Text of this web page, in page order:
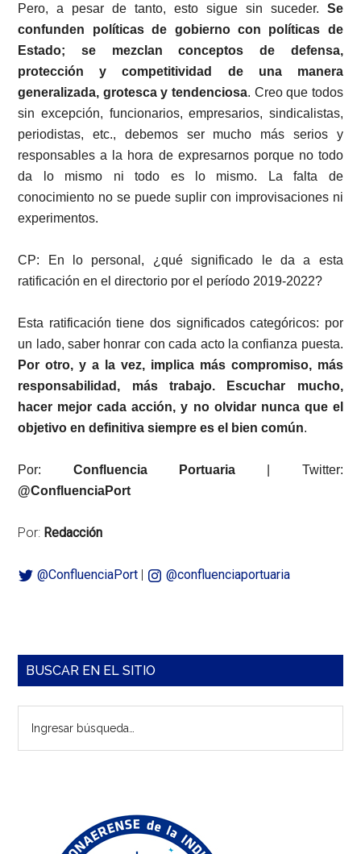
Pero, a pesar de tanto, esto sigue sin suceder. Se
confunden políticas de gobierno con políticas de
Estado; se mezclan conceptos de defensa,
protección y competitividad de una manera
generalizada, grotesca y tendenciosa. Creo que todos
sin excepción, funcionarios, empresarios, sindicalistas,
periodistas, etc., debemos ser mucho más serios y
responsables a la hora de expresarnos porque no todo
da lo mismo ni todo es lo mismo. La falta de
conocimiento no se puede suplir con improvisaciones ni
experimentos.
CP: En lo personal, ¿qué significado le da a esta
ratificación en el directorio por el período 2019-2022?
Esta ratificación tiene dos significados categóricos: por
un lado, saber honrar con cada acto la confianza puesta.
Por otro, y a la vez, implica más compromiso, más
responsabilidad, más trabajo. Escuchar mucho,
hacer mejor cada acción, y no olvidar nunca que el
objetivo en definitiva siempre es el bien común.
Por: Confluencia Portuaria | Twitter:
@ConfluenciaPort
Por: Redacción
@ConfluenciaPort @confluenciaportuaria
Barra
principal
BUSCAR EN EL SITIO
búsqueda…